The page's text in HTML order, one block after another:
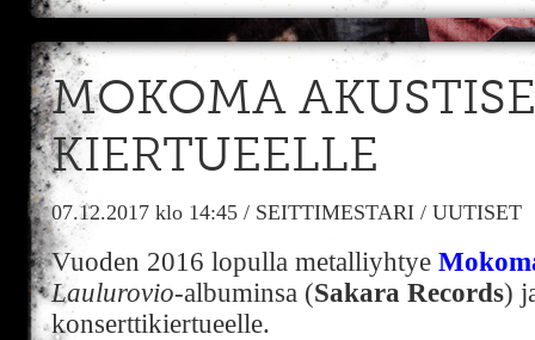
MOKOMA
KIERTUEELLE
07.12.2017 klo 14:45 / SEITTIMESTARI / UUTISET
Vuoden 2016 lopulla metalliyhtye
Laulurovio-albuminsa (Sakara Records)
konserttikiertueelle.